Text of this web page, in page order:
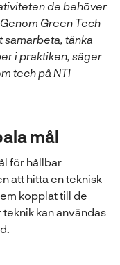
de behöver
Green Tech
tänka
i praktiken, säger
tech på NTI
mål
för hållbar
att hitta en teknisk
kopplat till de
kan användas